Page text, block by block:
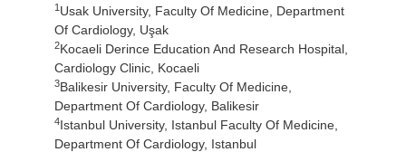
1 Usak University, Faculty Of Medicine, Department
Of Cardiology, Uşak
2Kocaeli Derince Education And Research Hospital,
Cardiology Clinic, Kocaeli
3Balikesir University, Faculty Of Medicine,
Department Of Cardiology, Balikesir
4Istanbul University, Istanbul Faculty Of Medicine,
Department Of Cardiology, Istanbul